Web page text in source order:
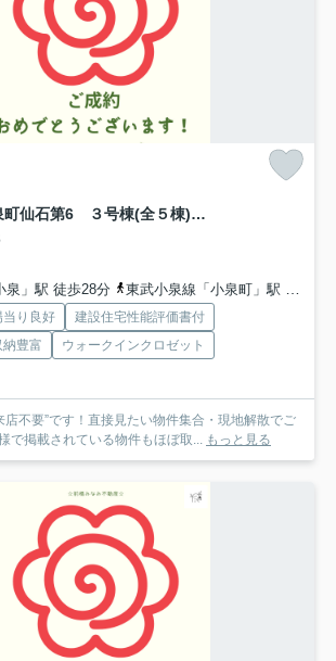
【新築平屋】大泉町仙石第6 ３号棟(全５棟) リーブルガーデン 新築建売分譲
泉」駅 徒歩28分
東武小泉線「小泉町」駅 徒歩43分
当り良好
建設住宅性能評価書付
納豊富
ウォークインクロゼット
店不要”です！直接見たい物件集合・現地解散でご
で掲載されている物件もほぼ取...
もっと見る